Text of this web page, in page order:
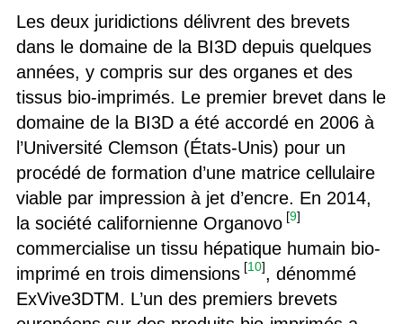
Les deux juridictions délivrent des brevets
dans le domaine de la BI3D depuis quelques
années, y compris sur des organes et des
tissus bio-imprimés. Le premier brevet dans le
domaine de la BI3D a été accordé en 2006 à
l’Université Clemson (États-Unis) pour un
procédé de formation d’une matrice cellulaire
viable par impression à jet d’encre. En 2014,
la société californienne Organovo [9]
commercialise un tissu hépatique humain bio-
imprimé en trois dimensions [10], dénommé
ExVive3DTM. L’un des premiers brevets